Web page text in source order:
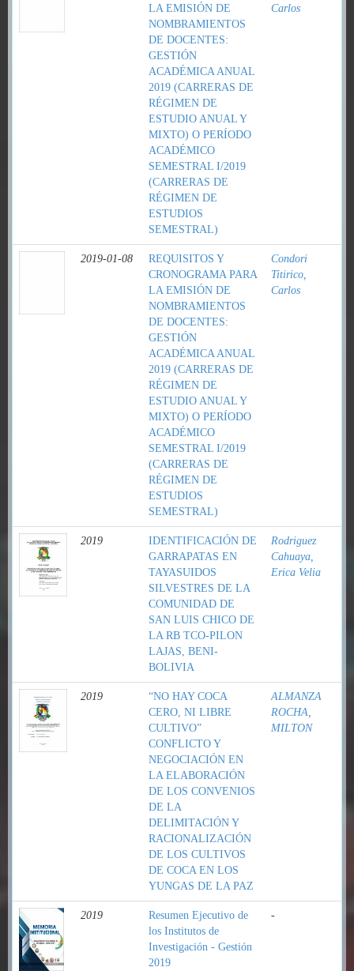
LA EMISIÓN DE
NOMBRAMIENTOS
DE DOCENTES:
GESTIÓN
ACADÉMICA ANUAL
2019 (CARRERAS DE
RÉGIMEN DE
ESTUDIO ANUAL Y
MIXTO) O PERÍODO
ACADÉMICO
SEMESTRAL I/2019
(CARRERAS DE
RÉGIMEN DE
ESTUDIOS
SEMESTRAL)
Carlos
2019-01-08
REQUISITOS Y
CRONOGRAMA PARA
LA EMISIÓN DE
NOMBRAMIENTOS
DE DOCENTES:
GESTIÓN
ACADÉMICA ANUAL
2019 (CARRERAS DE
RÉGIMEN DE
ESTUDIO ANUAL Y
MIXTO) O PERÍODO
ACADÉMICO
SEMESTRAL I/2019
(CARRERAS DE
RÉGIMEN DE
ESTUDIOS
SEMESTRAL)
Condori
Titirico,
Carlos
2019
IDENTIFICACIÓN DE
GARRAPATAS EN
TAYASUIDOS
SILVESTRES DE LA
COMUNIDAD DE
SAN LUIS CHICO DE
LA RB TCO-PILON
LAJAS, BENI-
BOLIVIA
Rodriguez
Cahuaya,
Erica Velia
2019
“NO HAY COCA
CERO, NI LIBRE
CULTIVO”
CONFLICTO Y
NEGOCIACIÓN EN
LA ELABORACIÓN
DE LOS CONVENIOS
DE LA
DELIMITACIÓN Y
RACIONALIZACIÓN
DE LOS CULTIVOS
DE COCA EN LOS
YUNGAS DE LA PAZ
ALMANZA
ROCHA,
MILTON
2019
Resumen Ejecutivo de
los Institutos de
Investigación - Gestión
2019
-